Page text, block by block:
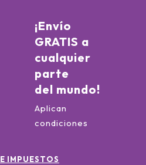
¡Envío
GRATIS a
cualquier
parte
del mundo!
Aplican
condiciones
IMPUESTOS